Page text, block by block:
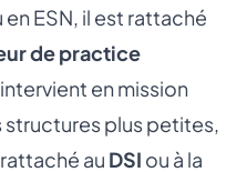
ESN, il est rattaché
de practice
en mission
structures plus petites,
au DSI ou à la